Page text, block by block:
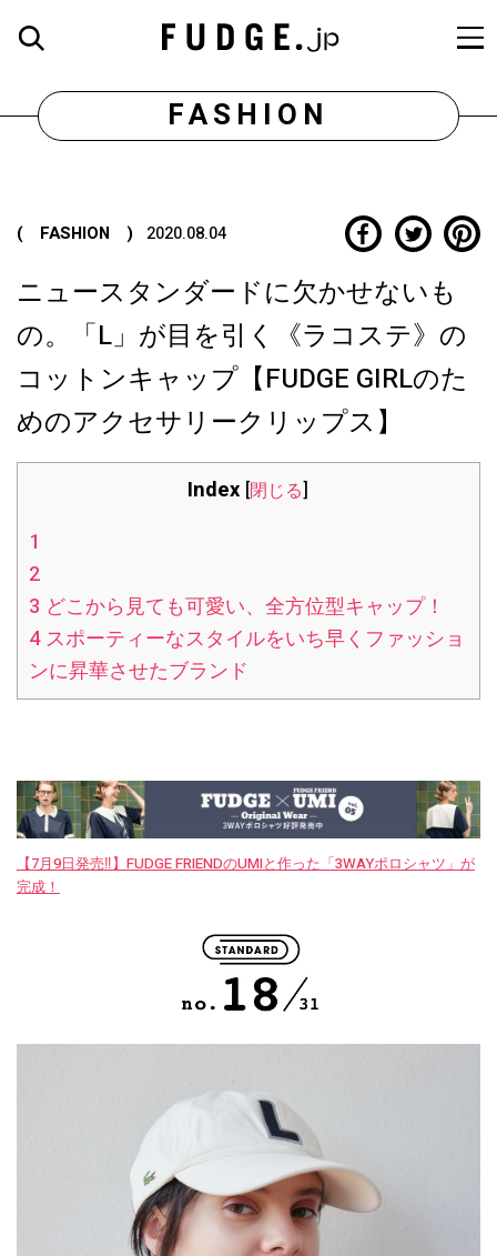
FASHION
( FASHION ) 2020.08.04
ニュースタンダードに欠かせないも
の。「L」が目を引く《ラコステ》の
コットンキャップ【FUDGE GIRLのた
めのアクセサリークリップス】
Index [閉じる]
1
2
3 どこから見ても可愛い、全方位型キャップ！
4スポーティーなスタイルをいち早くファッショ
ンに昇華させたブランド
【7月9日発売‼︎】FUDGE FRIENDのUMIと作った「3WAYポロシャツ」が
完成！